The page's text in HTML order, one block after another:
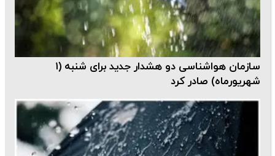
سازمان هواشناسی دو هشدار جدید برای شنبه (۱
شهریورماه) صادر کرد